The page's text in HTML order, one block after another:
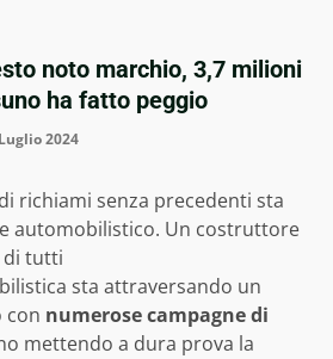
noto marchio, 3,7 milioni
ha fatto peggio
2024
richiami senza precedenti sta
automobilistico. Un costruttore
di tutti
sta attraversando un
con numerose campagne di
mettendo a dura prova la